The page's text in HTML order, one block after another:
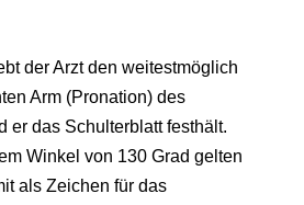
der Arzt den weitestmöglich
Arm (Pronation) des
er das Schulterblatt festhält.
Winkel von 130 Grad gelten
als Zeichen für das